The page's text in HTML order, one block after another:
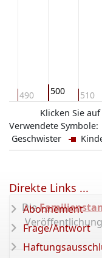
490 500 510
Klicken Sie
Verwendete Symbole:
Geschwister
Die
Direkte Links ...
Abonnement
Frage/Antwort